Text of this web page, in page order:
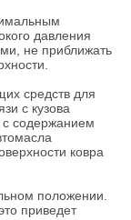
давления
не приближать
средств для
с кузова
с содержанием
ковра
положении.
приведет